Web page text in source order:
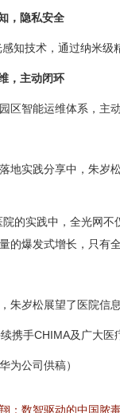
，隐私安全
知技术，通过纳米级
，主动闭环
区智能运维体系，主
地实践分享中，朱岁
院的实践中，全光网
的爆发式增长，只有
朱岁松展望了医院信
携手CHIMA及广大医
为公司供稿）
：数智驱动的中国脓